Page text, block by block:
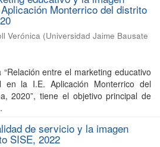
Monterrico del distrito
Verónica (Universidad Jaime Bausate
entre el marketing educativo
en la I.E. Aplicación Monterrico del
2020”, tiene el objetivo principal de
de servicio y la imagen
SISE, 2022